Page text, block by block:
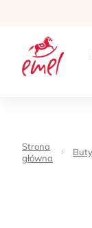
Strona
główna
Buty